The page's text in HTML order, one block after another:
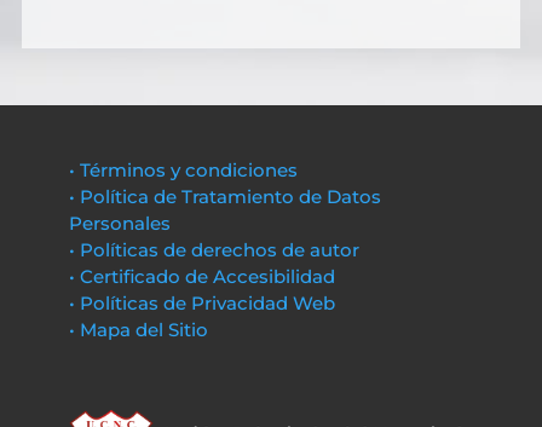
• Términos y condiciones
• Política de Tratamiento de Datos
Personales
• Políticas de derechos de autor
• Certificado de Accesibilidad
• Políticas de Privacidad Web
• Mapa del Sitio